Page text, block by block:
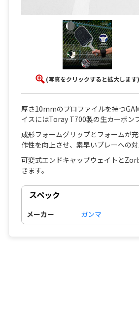
(写真をクリックすると拡大します)
厚さ10mmのプロファイルを持つ
イスにはToray T700製の生カーボン
成形フォームグリップとフォームが
作性を向上させ、素早いプレーへの対
可変式エンドキャップウェイトと
きます。
スペック
メーカー ガンマ